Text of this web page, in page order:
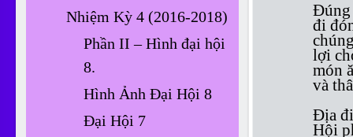
Đúng
đi
lợi
món
và
Địa
Hội
Nhiệm Kỳ 4 (2016-2018)
Phần II – Hình đại hội
8.
Hình Ảnh Đại Hội 8
Đại Hội 7